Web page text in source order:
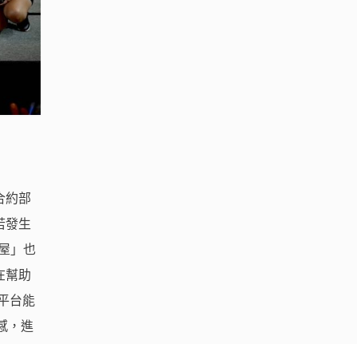
約部
發生
」也
幫助
台能
，進